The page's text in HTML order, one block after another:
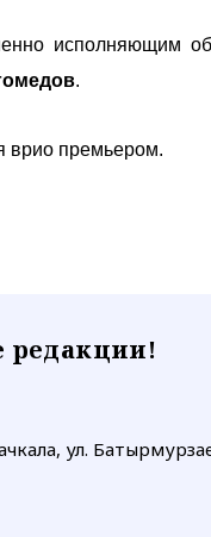
исполняющим
.
врио премьером.
редакции!
ул.